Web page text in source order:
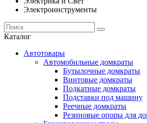
Электроинструменты
Каталог
Автотовары
Автомобильные домкраты
Бутылочные домкраты
Винтовые домкраты
Подкатные домкраты
Подставки под машину
Реечные домкраты
Резиновые опоры для